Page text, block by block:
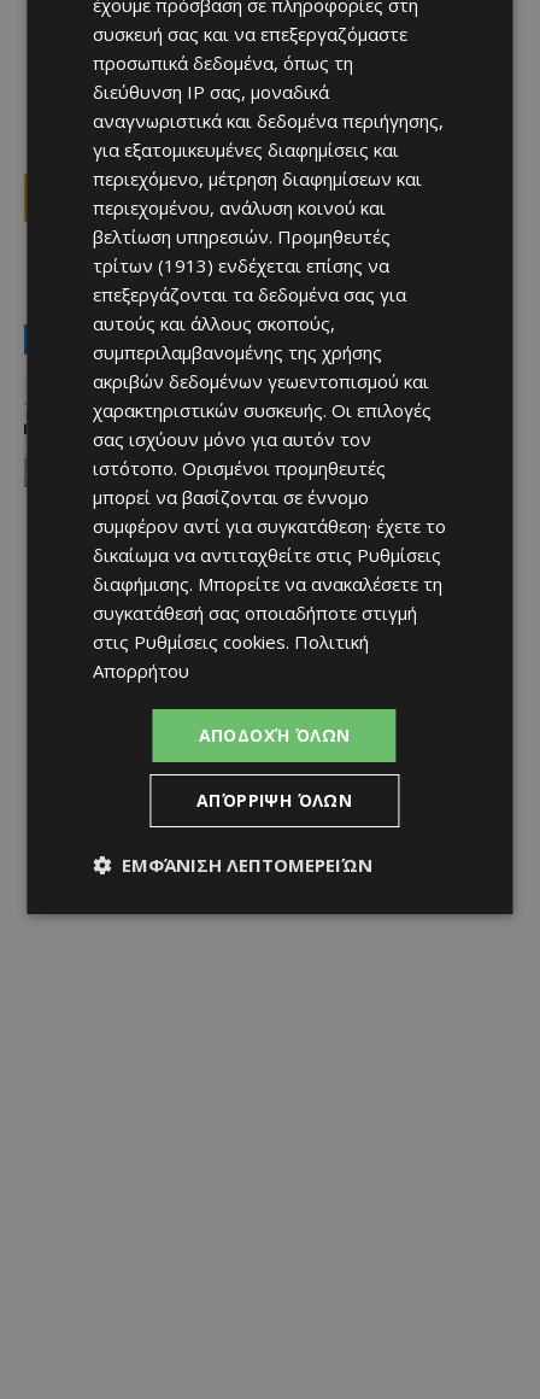
X Viber
ΑΠΟΛΛΩΝ ΑΠΟΛΛΩΝ-ΠΑΦΟΣ
LATEST NEWS
Ειδήσεις
ΚΥΠΡΙΑΚΟΣ ΤΥΠΟΣ: Στο επίκεντρο οι
διορισμοί στους ημικρατικούς, οι
Προεδρικές του 2028 και ο GSI
Afentiko - 08/08/2026
έχουμε πρόσβαση σε πληροφορίες στη
συσκευή σας και να επεξεργαζόμαστε
προσωπικά δεδομένα, όπως τη
διεύθυνση IP σας, μοναδικά
αναγνωριστικά και δεδομένα περιήγησης,
για εξατομικευμένες διαφημίσεις και
περιεχόμενο, μέτρηση διαφημίσεων και
περιεχομένου, ανάλυση κοινού και
βελτίωση υπηρεσιών. Προμηθευτές
τρίτων (1913) ενδέχεται επίσης να
επεξεργάζονται τα δεδομένα σας για
αυτούς και άλλους σκοπούς,
συμπεριλαμβανομένης της χρήσης
ακριβών δεδομένων γεωεντοπισμού και
χαρακτηριστικών συσκευής. Οι επιλογές
σας ισχύουν μόνο για αυτόν τον
ιστότοπο. Ορισμένοι προμηθευτές
μπορεί να βασίζονται σε έννομο
συμφέρον αντί για συγκατάθεση· έχετε το
δικαίωμα να αντιταχθείτε στις Ρυθμίσεις
διαφήμισης. Μπορείτε να ανακαλέσετε τη
συγκατάθεσή σας οποιαδήποτε στιγμή
στις Ρυθμίσεις cookies. Πολιτική
Απορρήτου
ΑΠΟΔΟΧΉ ΌΛΩΝ
ΑΠΌΡΡΙΨΗ ΌΛΩΝ
ΕΜΦΆΝΙΣΗ ΛΕΠΤΟΜΕΡΕΙΏΝ